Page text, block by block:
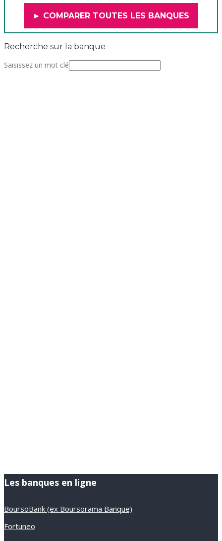
► COMPARER TOUTES LES BANQUES
Recherche sur la banque
Saisissez un mot clé
Les banques en ligne
BoursoBank (ex Boursorama Banque)
Fortuneo